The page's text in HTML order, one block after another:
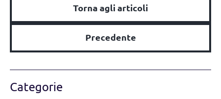
Torna agli articoli
Precedente
Categorie